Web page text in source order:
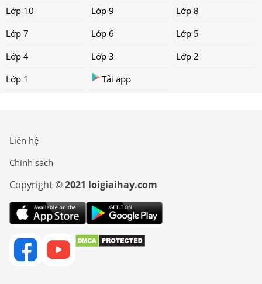
Lớp 10
Lớp 9
Lớp 8
Lớp 7
Lớp 6
Lớp 5
Lớp 4
Lớp 3
Lớp 2
Lớp 1
Tải app
Liên hệ
Chính sách
Copyright ©2021 loigiaihay.com